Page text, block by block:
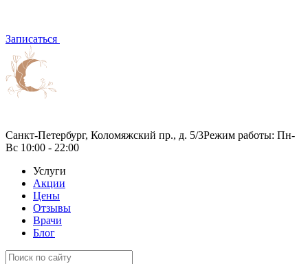
Записаться
Санкт-Петербург, Коломяжский пр., д. 5/3Режим работы: Пн-
Вс 10:00 - 22:00
Услуги
Акции
Цены
Отзывы
Врачи
Блог